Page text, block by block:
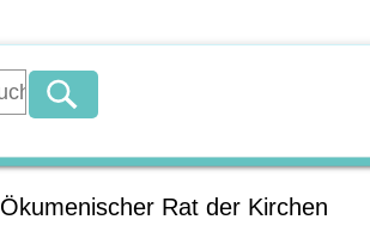
Ökumenischer Rat der Kirchen